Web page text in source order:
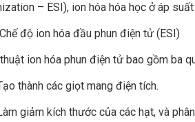
– ESI), ion hóa hóa học ở áp
độ ion hóa đầu phun điện tử (ESI)
ion hóa phun điện tử bao gồm ba
thành các giọt mang điện tích.
giảm kích thước của các hạt, và